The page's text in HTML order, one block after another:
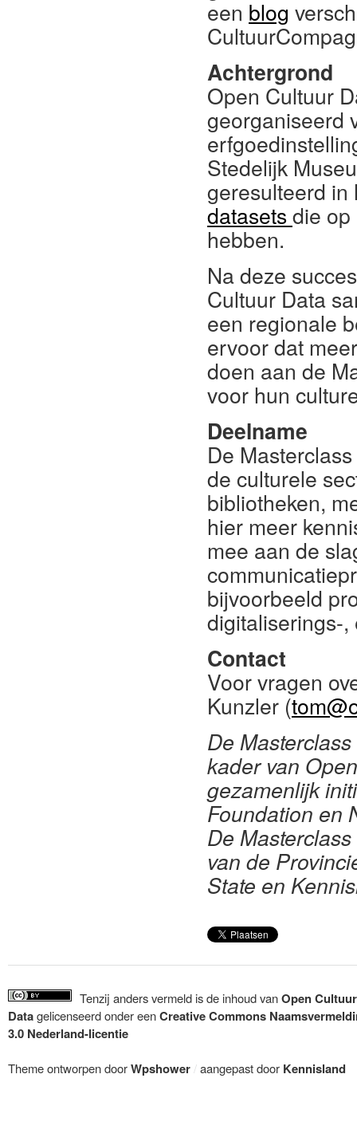
een blog
Achtergrond
Open Cultuur
georganiseerd
Stedelijk
geresulteerd
datasetsdie
hebben.
Na deze
Cultuur Data
een regionale
ervoor dat
doen aan de
voor hun
Deelname
De
de culturele
bibliotheken,
hier meer
mee aan de
bijvoorbeeld
digitaliserings-
Contact
Voor vragen
Kunzler (
De
kader van
gezamenlijk
Foundation en
De
van de
State en
Tenzij anders vermeld is de inhoud vanOpen Cultuur
Datagelicenseerd onder eenCreative Commons
3.0 Nederland-licentie
Theme ontworpen doorWpshower /aangepast door Kennisland